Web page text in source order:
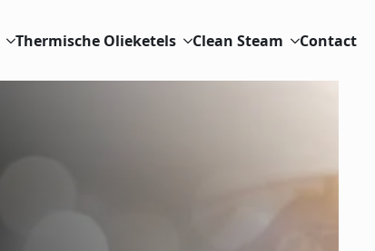
Thermische Olieketels Clean Steam Contact